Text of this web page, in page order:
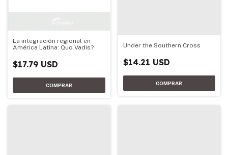
La integración regional en
América Latina: Quo Vadis?
$17.79 USD
Under the Southern Cross
$14.21 USD